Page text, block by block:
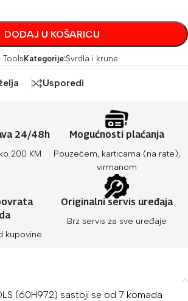
DODAJ U KOŠARICU
Tools Kategorije:Svrdla i krune
Usporedi
24/48h
200 KM
Mogućnosti plaćanja
Pouzećem, karticama (na rate),
virmanom
kupovine
Originalni servis uređaja
Brz servis za sve uređaje
(60H972) sastoji se od 7 komada